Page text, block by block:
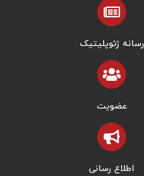
رسانه ژئوپلیتیک
عضویت
اطلاع رسانی